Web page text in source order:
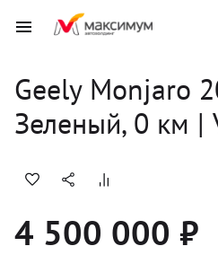
Geely Monjaro
Зеленый, 0 км |
4 500 000 ₽